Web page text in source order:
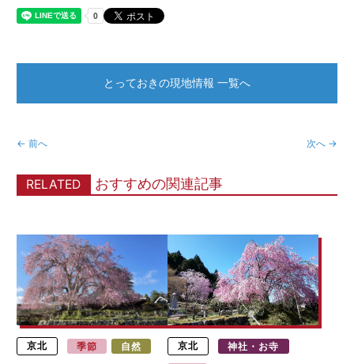
← 前へ 次へ →
とっておきの現地情報 一覧へ
RELATED おすすめの関連記事
京北 季節 自然 京北 神社・お寺